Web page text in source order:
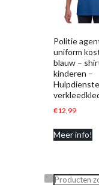
Politie
uniform
blauw –
kinderen –
€12,99
Meer info!
Zoeken